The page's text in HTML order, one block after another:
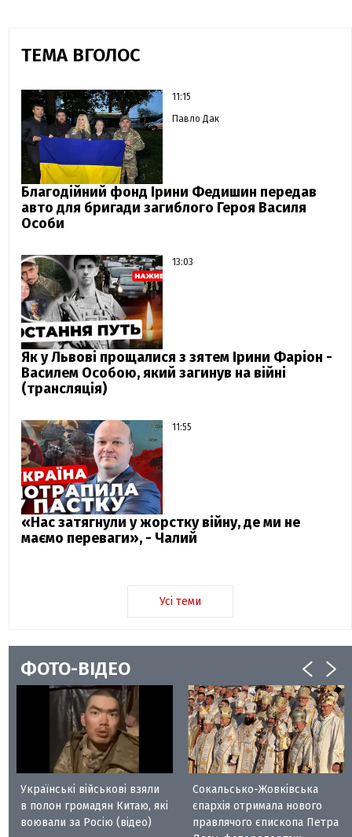
ТЕМА ВГОЛОС
11:15
Павло Дак
Благодійний фонд Ірини Федишин передав
авто для бригади загиблого Героя Василя
Особи
13:03
Як у Львові прощалися з зятем Ірини Фаріон -
Василем Особою, який загинув на війні
(трансляція)
11:55
«Нас затягнули у жорстку війну, де ми не
маємо переваги», - Чалий
Усі теми
ФОТО-ВІДЕО
Українські військові взяли
в полон громадян Китаю, які
воювали за Росію (відео)
Сокальсько-Жовківська
єпархія отримала нового
правлячого єпископа Петра